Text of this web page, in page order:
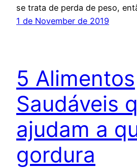
se trata de perda de peso,
1 de November de 2019
5 Alimentos
Saudáveis
ajudam a
gordura